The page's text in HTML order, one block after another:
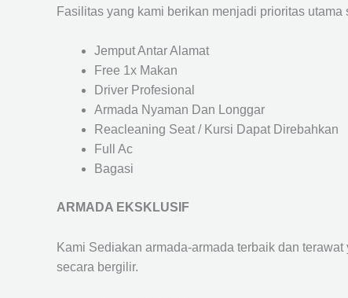
Fasilitas yang kami berikan menjadi prioritas
Jemput Antar Alamat
Free 1x Makan
Driver Profesional
Armada Nyaman Dan Longgar
Reacleaning Seat / Kursi Dapat Direbahkan
Full Ac
Bagasi
ARMADA EKSKLUSIF
Kami Sediakan armada-armada terbaik dan
secara bergilir.